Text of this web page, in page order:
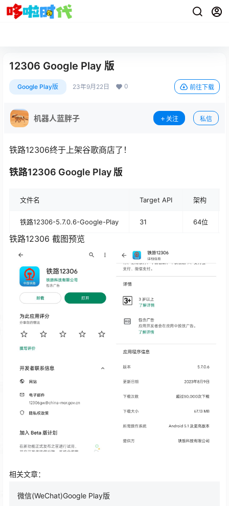
12306 Google Play 版
Google Play版 23年9月22日 0 前往下载
机器人蓝胖子 关注 私信
铁路12306终于上架谷歌商店了！
铁路12306 Google Play 版
文件名 Target API 架构
铁路12306-5.7.0.6-Google-Play 31 64位
铁路12306 截图预览
相关文章：
微信(WeChat)Google Play版